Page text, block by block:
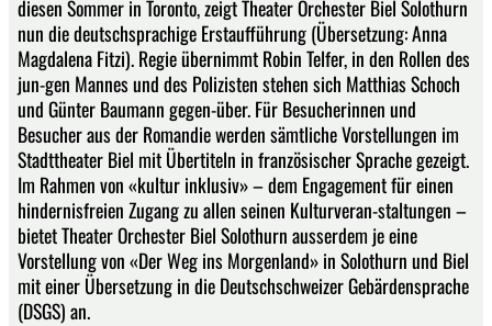
diesen Sommer in Toronto, zeigt Theater Orchester Biel Solothurn
nun die deutschsprachige Erstaufführung (Übersetzung: Anna
Magdalena Fitzi). Regie übernimmt Robin Telfer, in den Rollen des
jun-gen Mannes und des Polizisten stehen sich Matthias Schoch
und Günter Baumann gegen-über. Für Besucherinnen und
Besucher aus der Romandie werden sämtliche Vorstellungen im
Stadttheater Biel mit Übertiteln in französischer Sprache gezeigt.
Im Rahmen von «kultur inklusiv» – dem Engagement für einen
hindernisfreien Zugang zu allen seinen Kulturveran-staltungen –
bietet Theater Orchester Biel Solothurn ausserdem je eine
Vorstellung von «Der Weg ins Morgenland» in Solothurn und Biel
mit einer Übersetzung in die Deutschschweizer Gebärdensprache
(DSGS) an.